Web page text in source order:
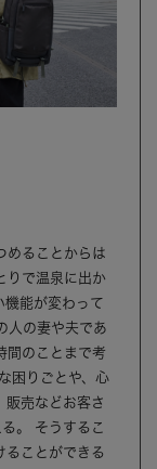
めることからは
りで温泉に出か
機能が変わって
人の妻や夫であ
間のことまで考
困りごとや、心
販売などお客さ
。 そうするこ
ることができる